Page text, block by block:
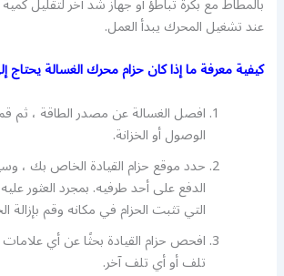
عند تشغيل المحرك يبدأ العمل.
كيفية معرفة ما إذا كان حزام محرك الغسالة يحتاج
افصل الغسالة عن مصدر الطاقة ، ثم قم
الوصول أو الخزانة.
حدد موقع حزام القيادة الخاص بك ،
الدفع على أحد طرفيه. بمجرد العثور
التي تثبت الحزام في مكانه وقم بإزالة
افحص حزام القيادة بحثًا عن أي علامات
تلف أو أي تلف آخر.